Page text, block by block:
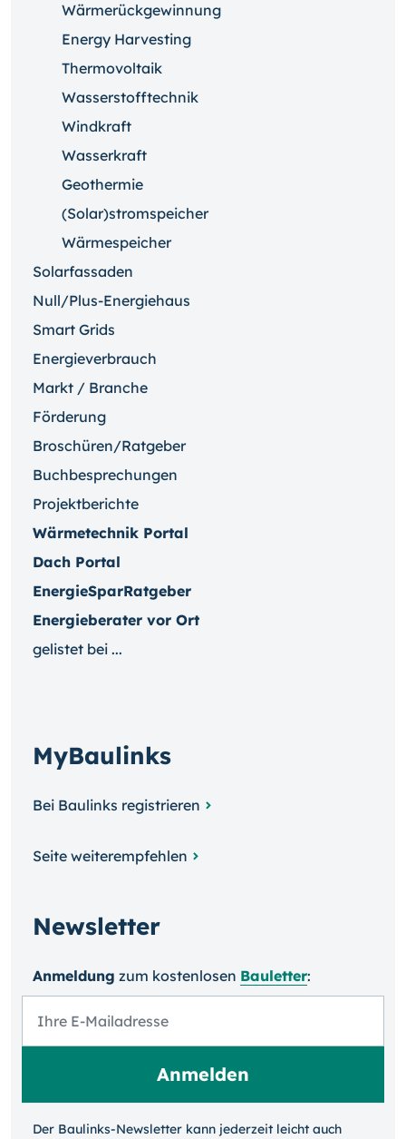
Wärmerückgewinnung
Energy Harvesting
Thermovoltaik
Wasserstofftechnik
Windkraft
Wasserkraft
Geothermie
(Solar)stromspeicher
Wärmespeicher
Solarfassaden
Null/Plus-Energiehaus
Smart Grids
Energieverbrauch
Markt / Branche
Förderung
Broschüren/Ratgeber
Buchbesprechungen
Projektberichte
Wärmetechnik Portal
Dach Portal
EnergieSparRatgeber
Energieberater vor Ort
gelistet bei ...
MyBaulinks
Bei Baulinks registrieren
Seite weiterempfehlen
Newsletter
Anmeldung zum kosten­losen Bauletter:
Der Baulinks-Newsletter kann jeder­zeit leicht auch